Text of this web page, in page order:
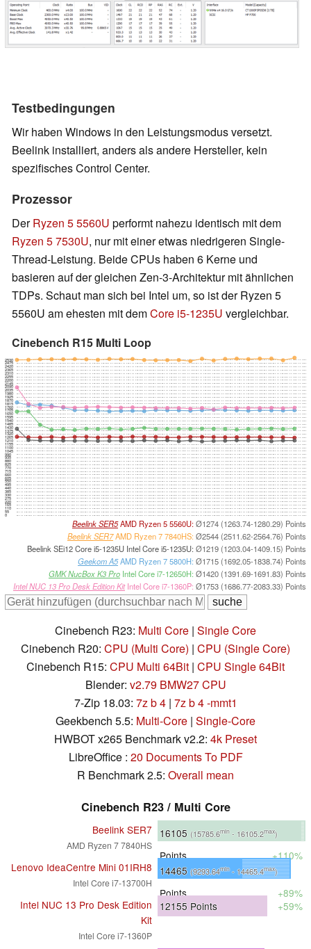
Testbedingungen
Wir haben Windows in den Leistungsmodus versetzt.
Beelink installiert, anders als andere Hersteller, kein
spezifisches Control Center.
Prozessor
DerRyzen 5 5560U performt nahezu identisch mit dem
Ryzen 5 7530U, nur mit einer etwas niedrigeren Single-
Thread-Leistung. Beide CPUs haben 6 Kerne und
basieren auf der gleichen Zen-3-Architektur mit ähnlichen
TDPs. Schaut man sich bei Intel um, so ist der Ryzen 5
5560U am ehesten mit demCore i5-1235U vergleichbar.
Cinebench R15 Multi Loop
0
55
110
165
220
275
330
385
440
495
550
605
660
715
770
825
880
935
990
1045
1100
1155
1210
1265
1320
1375
1430
1485
1540
1595
1650
1705
1760
1815
1870
1925
1980
2035
2090
2145
2200
2255
2310
2365
2420
2475
2530
Beelink SER5AMD Ryzen 5 5560U:Ø1274 (1263.74-1280.29) Points
Beelink SER7AMD Ryzen 7 7840HS:Ø2544 (2511.62-2564.76) Points
Beelink SEi12 Core i5-1235U Intel Core i5-1235U: Ø1219 (1203.04-1409.15) Points
Geekom A5AMD Ryzen 7 5800H: Ø1715 (1692.05-1838.74) Points
GMK NucBox K3 Pro Intel Core i7-12650H: Ø1420 (1391.69-1691.83) Points
Intel NUC 13 Pro Desk Edition KitIntel Core i7-1360P: Ø1753 (1686.77-2083.33) Points
Cinebench R23: Multi Core | Single Core
Cinebench R20: CPU (Multi Core) | CPU (Single Core)
Cinebench R15: CPU Multi 64Bit | CPU Single 64Bit
Blender: v2.79 BMW27 CPU
7-Zip 18.03: 7z b 4| 7z b 4 -mmt1
Geekbench 5.5: Multi-Core | Single-Core
HWBOT x265 Benchmark v2.2: 4k Preset
LibreOffice : 20 Documents To PDF
R Benchmark 2.5: Overall mean
Cinebench R23 / Multi Core
Beelink SER7
AMD Ryzen 7 7840HS
16105 (15785.6min - 16105.2max)
Points
+110%
Lenovo IdeaCentre Mini 01IRH8
Intel Core i7-13700H
14465 (9293.64min- 14465.4max)
Points
+89%
Intel NUC 13 Pro Desk Edition
Kit
Intel Core i7-1360P
12155 Points +59%